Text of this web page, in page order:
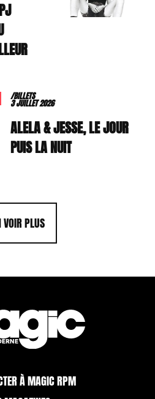
/BILLETS
3 JUILLET 2026
ALELA & JESSE, LE JOUR
PUIS LA NUIT
VOIR PLUS
À MAGIC RPM